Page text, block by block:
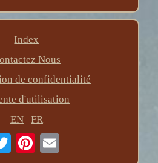
Index
Nous
de confidentialité
d'utilisation
EN
FR